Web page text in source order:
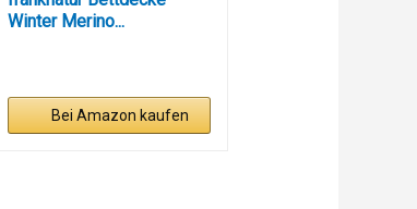
Winter Merino...
Bei Amazon kaufen